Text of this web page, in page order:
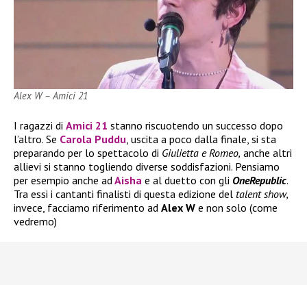
Alex W – Amici 21
I ragazzi di Amici 21 stanno riscuotendo un successo dopo
l’altro. Se Carola Puddu , uscita a poco dalla finale, si sta
preparando per lo spettacolo di Giulietta e Romeo, anche altri
allievi si stanno togliendo diverse soddisfazioni. Pensiamo
per esempio anche ad Aisha e al duetto con gli OneRepublic.
Tra essi i cantanti finalisti di questa edizione del talent show,
invece, facciamo riferimento ad Alex W e non solo (come
vedremo)